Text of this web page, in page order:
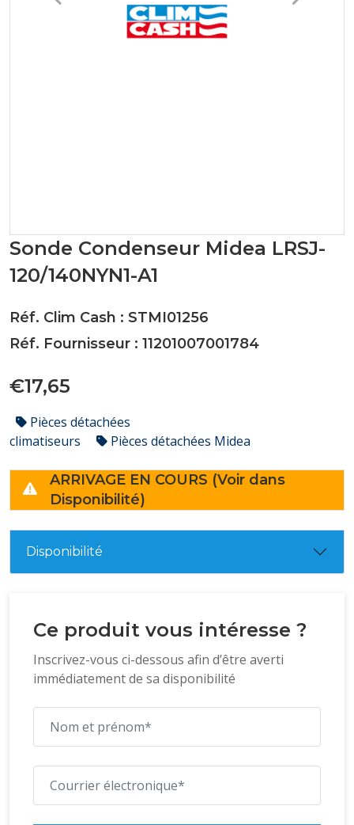
Sonde Condenseur Midea LRSJ-
120/140NYN1-A1
Réf. Clim Cash : STMI01256
Réf. Fournisseur : 11201007001784
€17,65
Pièces détachées
climatiseurs
Pièces détachées Midea
ARRIVAGE EN COURS (Voir dans
Disponibilité)
Disponibilité
Ce produit vous intéresse ?
Inscrivez-vous ci-dessous afin d’être averti
immédiatement de sa disponibilité